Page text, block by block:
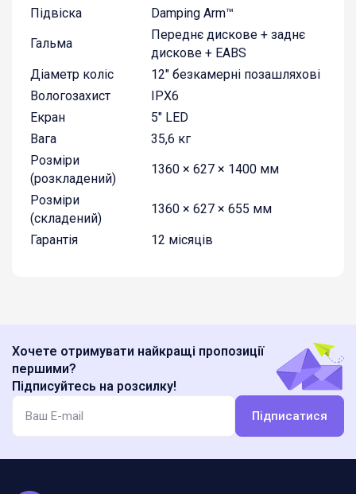
Підвіска
Damping Arm™
Гальма
Переднє дискове + заднє
дискове + EABS
Діаметр коліс
12″ безкамерні позашляхові
Вологозахист
IPX6
Екран
5″ LED
Вага
35,6 кг
Розміри
(розкладений)
1360 × 627 × 1400 мм
Розміри
(складений)
1360 × 627 × 655 мм
Гарантія 12 місяців
Хочете отримувати найкращі пропозиції
першими?
Підписуйтесь на розсилку!
Підписатися